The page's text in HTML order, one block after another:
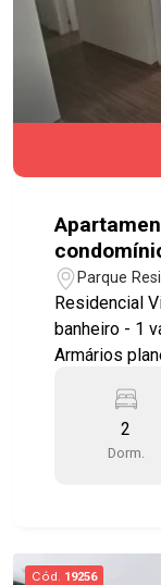
quartos
bairro
- SJC
Parque
Campos/
Residencial
banheiro - 1 vaga
Armários
como
Antônio
Dutra, Via
2
Dorm.
Cód. 19256